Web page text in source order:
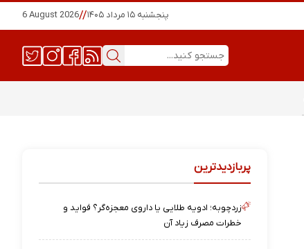
پنجشنبه ۱۵ مرداد ۱۴۰۵ //
6 August 2026
پربازدیدترین
زردچوبه؛ ادویه طلایی یا داروی معجزه‌گر؟ فواید و
خطرات مصرف زیاد آن